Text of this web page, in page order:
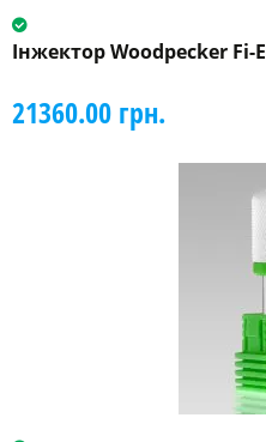
Інжектор Woodpecker Fi-E
21360.00 грн.